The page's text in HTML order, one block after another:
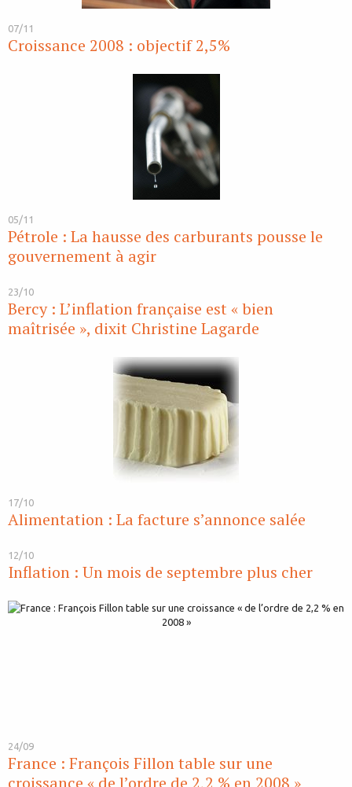
07/11
Croissance 2008 : objectif 2,5%
05/11
Pétrole : La hausse des carburants pousse le
gouvernement à agir
23/10
Bercy : L’inflation française est « bien
maîtrisée », dixit Christine Lagarde
17/10
Alimentation : La facture s’annonce salée
12/10
Inflation : Un mois de septembre plus cher
24/09
France : François Fillon table sur une
croissance « de l’ordre de 2,2 % en 2008 »